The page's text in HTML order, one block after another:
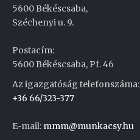
5600 Békéscsaba,
Széchenyi u. 9.
Postacím:
5600 Békéscsaba, Pf. 46
Az igazgatóság telefonszáma:
+36 66/323-377
E-mail: mmm@munkacsy.hu